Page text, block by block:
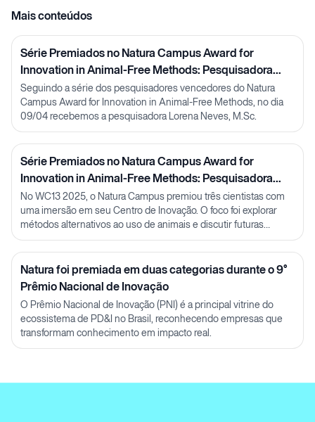
Mais conteúdos
Série Premiados no Natura Campus Award for
Innovation in Animal-Free Methods: Pesquisadora
Lorena Neves
Seguindo a série dos pesquisadores vencedores do Natura
Campus Award for Innovation in Animal-Free Methods, no dia
09/04 recebemos a pesquisadora Lorena Neves, M.Sc.
Série Premiados no Natura Campus Award for
Innovation in Animal-Free Methods: Pesquisadora
Julia Carnelós
No WC13 2025, o Natura Campus premiou três cientistas com
uma imersão em seu Centro de Inovação. O foco foi explorar
métodos alternativos ao uso de animais e discutir futuras
parcerias em P&D.
Natura foi premiada em duas categorias durante o 9°
Prêmio Nacional de Inovação
O Prêmio Nacional de Inovação (PNI) é a principal vitrine do
ecossistema de PD&I no Brasil, reconhecendo empresas que
transformam conhecimento em impacto real.